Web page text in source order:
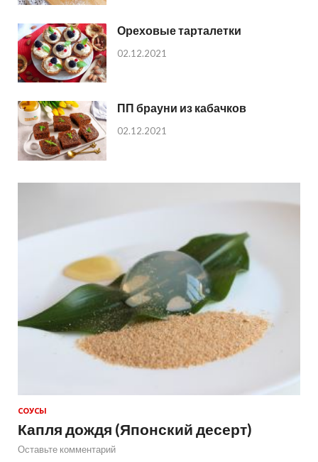
Ореховые тарталетки
02.12.2021
ПП брауни из кабачков
02.12.2021
СОУСЫ
Капля дождя (Японский десерт)
Оставьте комментарий